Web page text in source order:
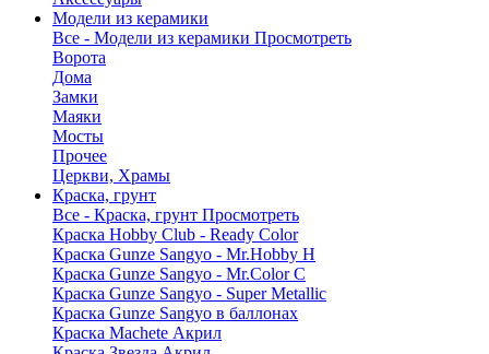
Модели из керамики
Все - Модели из керамики Просмотреть
Ворота
Дома
Замки
Маяки
Мосты
Прочее
Церкви, Храмы
Краска, грунт
Все - Краска, грунт Просмотреть
Краска Hobby Club - Ready Color
Краска Gunze Sangyo - Mr.Hobby H
Краска Gunze Sangyo - Mr.Color C
Краска Gunze Sangyo - Super Metallic
Краска Gunze Sangyo в баллонах
Краска Machete Акрил